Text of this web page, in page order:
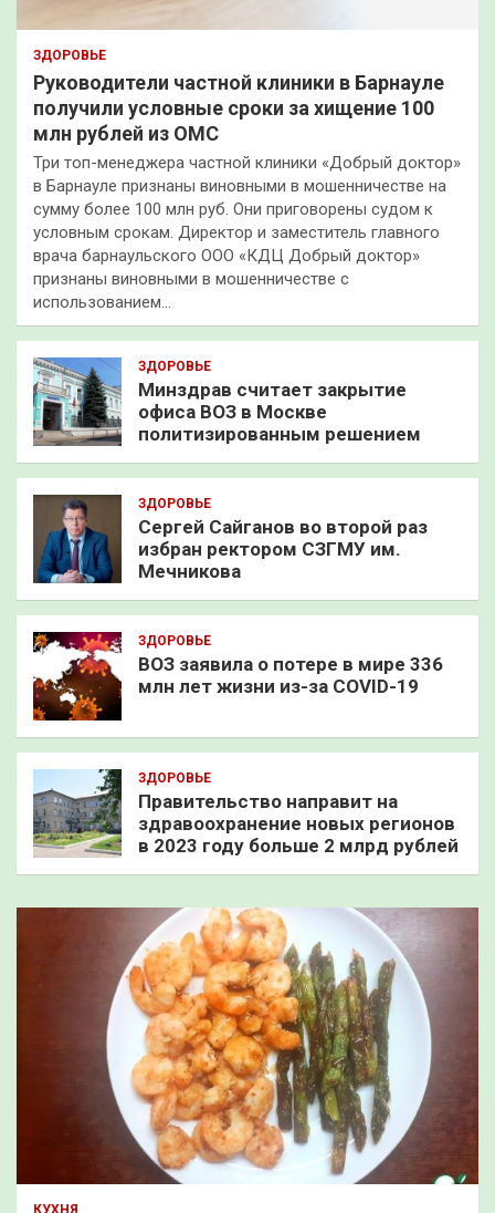
ЗДОРОВЬЕ
Руководители частной клиники в Барнауле
получили условные сроки за хищение 100
млн рублей из ОМС
Три топ-менеджера частной клиники «Добрый доктор»
в Барнауле признаны виновными в мошенничестве на
сумму более 100 млн руб. Они приговорены судом к
условным срокам. Директор и заместитель главного
врача барнаульского ООО «КДЦ Добрый доктор»
признаны виновными в мошенничестве с
использованием…
ЗДОРОВЬЕ
Минздрав считает закрытие
офиса ВОЗ в Москве
политизированным решением
ЗДОРОВЬЕ
Сергей Сайганов во второй раз
избран ректором СЗГМУ им.
Мечникова
ЗДОРОВЬЕ
ВОЗ заявила о потере в мире 336
млн лет жизни из-за COVID-19
ЗДОРОВЬЕ
Правительство направит на
здравоохранение новых регионов
в 2023 году больше 2 млрд рублей